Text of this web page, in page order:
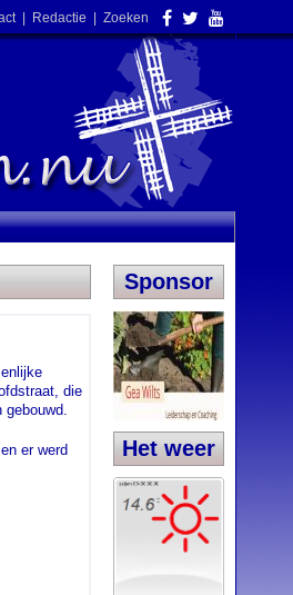
| Redactie Zoeken
Sponsor
Het weer
die
er werd